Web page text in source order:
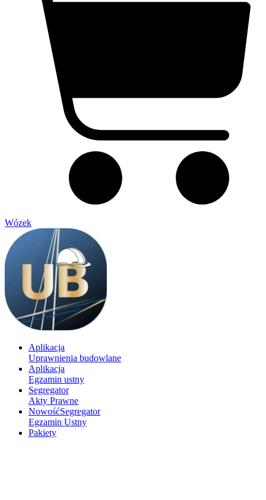
Wózek
Aplikacja
Uprawnienia budowlane
Aplikacja
Egzamin ustny
Segregator
Akty Prawne
NowośćSegregator
Egzamin Ustny
Pakiety